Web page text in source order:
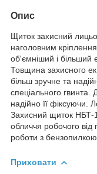
Опис
Щиток захисний
наголовним
об'ємніший і більший
Товщина захисного
більш зручне та
спеціального гвинта.
надійно її фіксуючи.
Захисний щиток НБТ-
обличчя робочого від
роботи з
Приховати